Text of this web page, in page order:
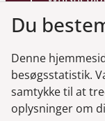
Genveje
Du
Denne
besøgsstatistik.
samtykke til at
oplysninger om